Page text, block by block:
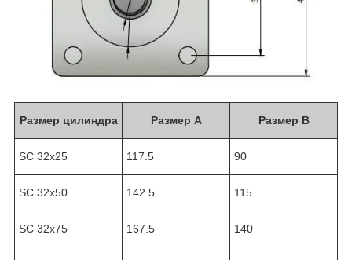
Размер цилиндра Размер A Размер B
SC 32х25 117.5 90
SC 32х50 142.5 115
SC 32х75 167.5 140